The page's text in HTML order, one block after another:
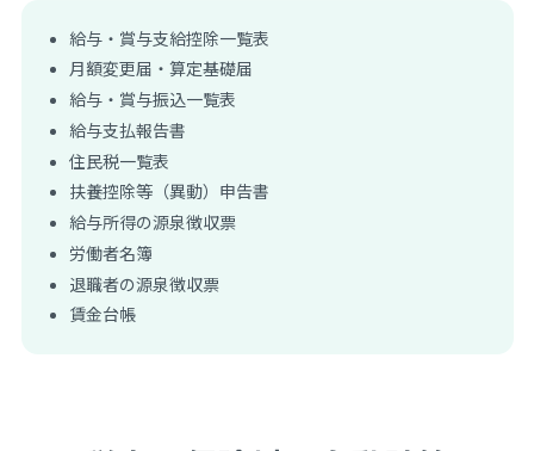
給与・賞与支給控除一覧表
月額変更届・算定基礎届
給与・賞与振込一覧表
給与支払報告書
住民税一覧表
扶養控除等（異動）申告書
給与所得の源泉徴収票
労働者名簿
退職者の源泉徴収票
賃金台帳